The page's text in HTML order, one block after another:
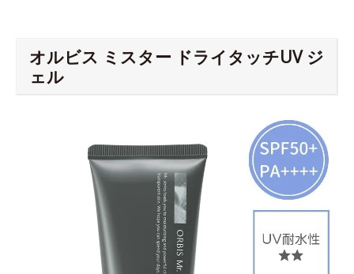
オルビス ミスター ドライタッチUV ジ
ェル